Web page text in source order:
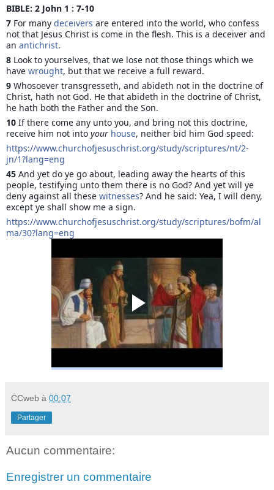
BIBLE: 2 John 1 : 7-10
7 For many deceivers are entered into the world, who confess
not that Jesus Christ is come in the flesh. This is a deceiver and
an antichrist.
8 Look to yourselves, that we lose not those things which we
have wrought, but that we receive a full reward.
9 Whosoever transgresseth, and abideth not in the doctrine of
Christ, hath not God. He that abideth in the doctrine of Christ,
he hath both the Father and the Son.
10 If there come any unto you, and bring not this doctrine,
receive him not into your house, neither bid him God speed:
https://www.churchofjesuschrist.org/study/scriptures/nt/2-
jn/1?lang=eng
45 And yet do ye go about, leading away the hearts of this
people, testifying unto them there is no God? And yet will ye
deny against all these witnesses? And he said: Yea, I will deny,
except ye shall show me a sign.
https://www.churchofjesuschrist.org/study/scriptures/bofm/al
ma/30?lang=eng
CCweb à 00:07
Partager
Aucun commentaire:
Enregistrer un commentaire